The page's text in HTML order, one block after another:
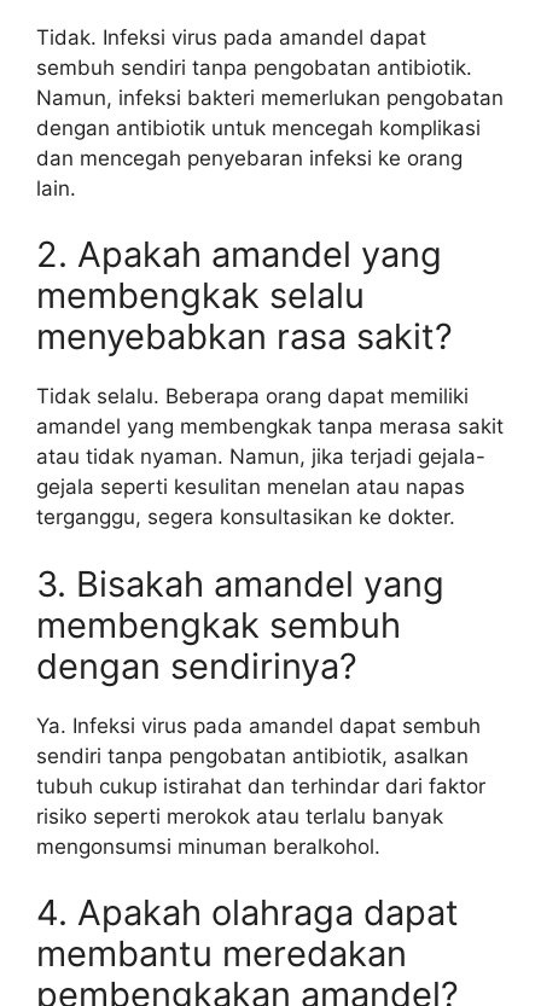
Tidak. Infeksi virus pada amandel dapat
sembuh sendiri tanpa pengobatan antibiotik.
Namun, infeksi bakteri memerlukan pengobatan
dengan antibiotik untuk mencegah komplikasi
dan mencegah penyebaran infeksi ke orang
lain.
2. Apakah amandel yang
membengkak selalu
menyebabkan rasa sakit?
Tidak selalu. Beberapa orang dapat memiliki
amandel yang membengkak tanpa merasa sakit
atau tidak nyaman. Namun, jika terjadi gejala-
gejala seperti kesulitan menelan atau napas
terganggu, segera konsultasikan ke dokter.
3. Bisakah amandel yang
membengkak sembuh
dengan sendirinya?
Ya. Infeksi virus pada amandel dapat sembuh
sendiri tanpa pengobatan antibiotik, asalkan
tubuh cukup istirahat dan terhindar dari faktor
risiko seperti merokok atau terlalu banyak
mengonsumsi minuman beralkohol.
4. Apakah olahraga dapat
membantu meredakan
pembengkakan amandel?